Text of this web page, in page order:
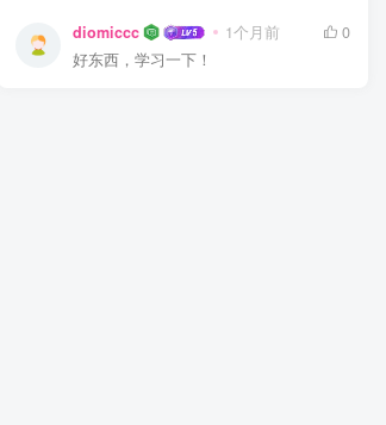
diomiccc 1个月前
0
好东西，学习一下！